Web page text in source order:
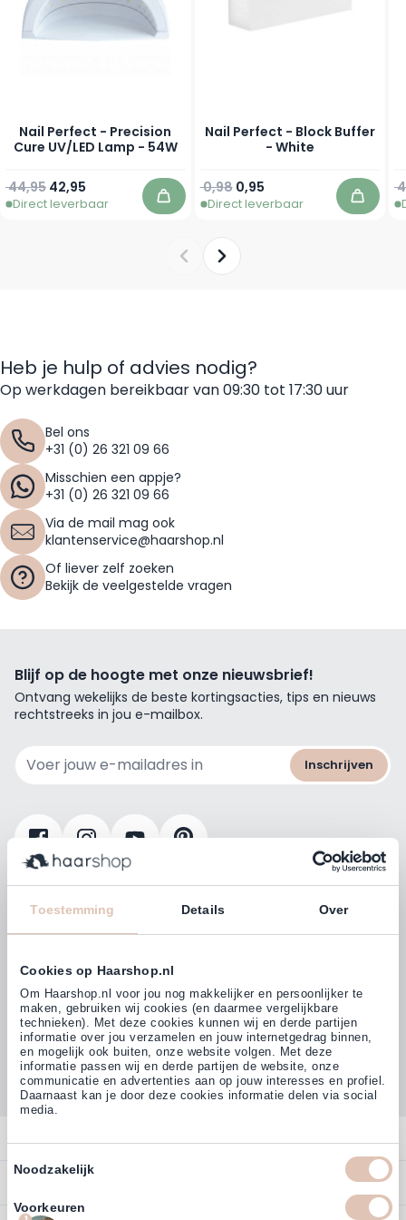
Toestemming Details Over
Cookies op Haarshop.nl
Om Haarshop.nl voor jou nog makkelijker en persoonlijker te
maken, gebruiken wij cookies (en daarmee vergelijkbare
technieken). Met deze cookies kunnen wij en derde partijen
informatie over jou verzamelen en jouw internetgedrag binnen,
en mogelijk ook buiten, onze website volgen. Met deze
informatie passen wij en derde partijen de website, onze
communicatie en advertenties aan op jouw interesses en profiel.
Daarnaast kan je door deze cookies informatie delen via social
media.
Noodzakelijk
Voorkeuren
Nail Perfect - Precision
Cure UV/LED Lamp - 54W
Speciale prijs
42,95
Normale prijs
44,95
Direct leverbaar In winkelwagen
Nail Perfect - Block Buffer
- White
Speciale prijs
0,95
Normale prijs
0,98
Direct leverbaar In
Heb je hulp of advies nodig?
Op werkdagen bereikbaar van 09:30 tot 17:30 uur
Bel ons
+31 (0) 26 321 09 66
Misschien een appje?
+31 (0) 26 321 09 66
Via de mail mag ook
klantenservice@haarshop.nl
Of liever zelf zoeken
Bekijk de veelgestelde vragen
Contact
Overzicht
Contact
Blijf op de hoogte met onze nieuwsbrief!
Ontvang wekelijks de beste kortingsacties, tips en nieuws
rechtstreeks in jou e-mailbox.
Inschrijven
4,77 (38.000+)
5% extra
op ons assortiment